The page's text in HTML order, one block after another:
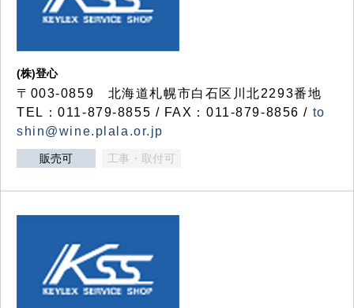
(株)登心
〒003-0859 北海道札幌市白石区川北2293番地
TEL：011-879-8855 / FAX：011-879-8856 / to
shin@wine.plala.or.jp
販売可 工事・取付可